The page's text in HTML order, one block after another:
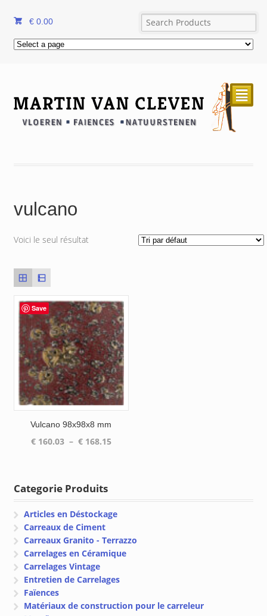
€ 0.00
²
vulcano
Voici le seul résultat
Save
Vulcano 98x98x8 mm
€160.03 – €168.15Plage
Categorie Produits
Articles en Déstockage
Carreaux de Ciment
Carreaux Granito - Terrazzo
Carrelages en Céramique
Carrelages Vintage
Entretien de Carrelages
Faïences
Matériaux de construction pour le carreleur